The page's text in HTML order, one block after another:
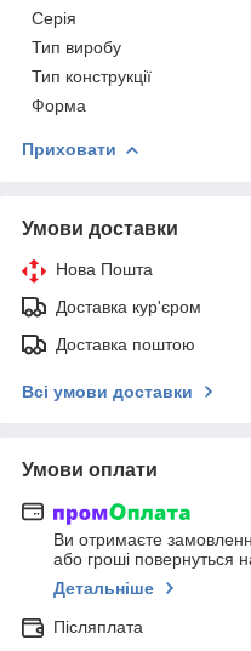
Серія
Тип виробу
Тип конструкції
Форма
Приховати
Умови доставки
Нова Пошта
Доставка кур'єром
Доставка поштою
Всі умови доставки
Умови оплати
Ви отримаєте
або гроші повернуться
Детальніше
Післяплата